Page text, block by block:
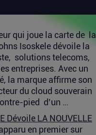
qui joue la carte de la
Isoskele dévoile la
solutions telecoms,
entreprises. Avec un
la marque affirme son
du cloud souverain
pied d’un …
Dévoile LA NOUVELLE
en premier sur